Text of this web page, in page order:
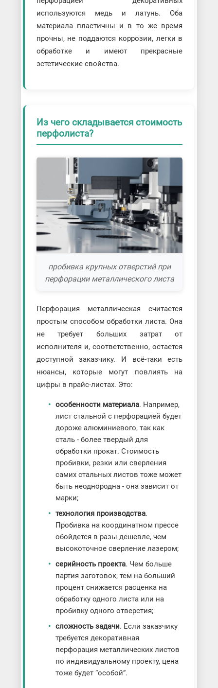
используются медь и латунь. Оба
материала пластичны и в то же время
прочны, не поддаются коррозии, легки в
обработке и имеют прекрасные
эстетические свойства.
Из чего складывается стоимость
перфолиста?
пробивка крупных отверстий при
перфорации металлического листа
Перфорация металлическая считается
простым способом обработки листа. Она
не требует больших затрат от
исполнителя и, соответственно, остается
доступной заказчику. И всё-таки есть
нюансы, которые могут повлиять на
цифры в прайс-листах. Это:
особенности материала. Например,
лист стальной с перфорацией будет
дороже алюминиевого, так как
сталь - более твердый для
обработки прокат. Стоимость
пробивки, резки или сверления
самих стальных листов тоже может
быть неоднородна - она зависит от
марки;
технология производства.
Пробивка на координатном прессе
обойдется в разы дешевле, чем
высокоточное сверление лазером;
серийность проекта. Чем больше
партия заготовок, тем на больший
процент снижается расценка на
обработку одного листа или на
пробивку одного отверстия;
сложность задачи. Если заказчику
требуется декоративная
перфорация металлических листов
по индивидуальному проекту, цена
тоже будет “особой”.